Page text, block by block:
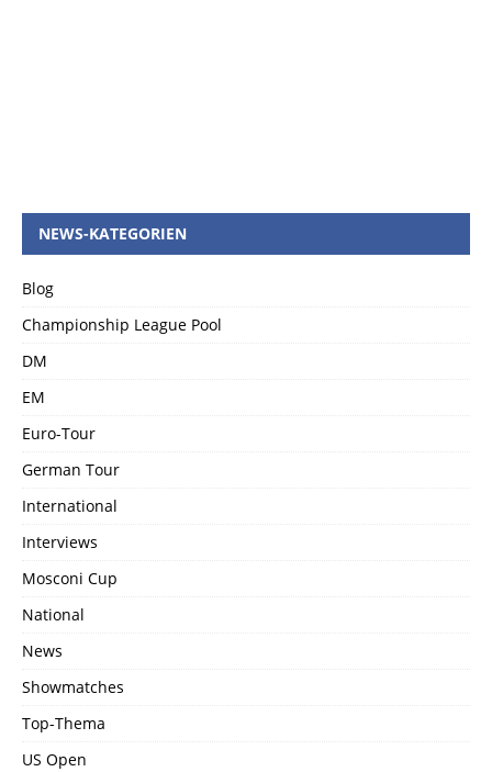
NEWS-KATEGORIEN
Blog
Championship League Pool
DM
EM
Euro-Tour
German Tour
International
Interviews
Mosconi Cup
National
News
Showmatches
Top-Thema
US Open